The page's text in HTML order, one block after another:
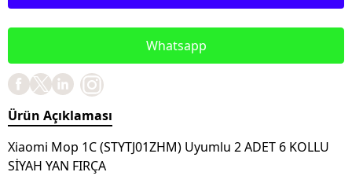
Whatsapp
Ürün Açıklaması
Xiaomi Mop 1C (STYTJ01ZHM) Uyumlu 2 ADET 6 KOLLU
SİYAH YAN FIRÇA